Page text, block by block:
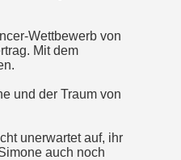
Wettbewerb von
Mit dem
und der Traum von
unerwartet auf, ihr
auch noch